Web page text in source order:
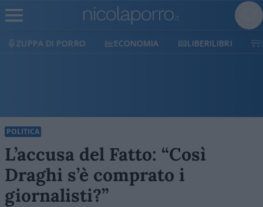
ZUPPA DI PORRO ECONOMIA LIBERILIBRI
POLITICA
L’accusa del Fatto: “Così
Draghi s’è comprato i
giornalisti?”